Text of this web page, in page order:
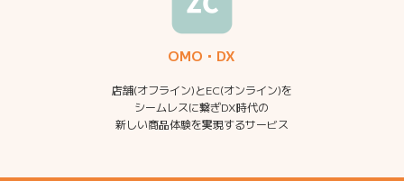
OMO・DX
店舗(オフライン)とEC(オンライン)を
シームレスに繋ぎDX時代の
新しい商品体験を実現するサービス